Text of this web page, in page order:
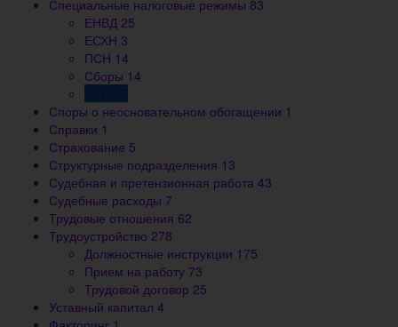
Специальные налоговые режимы 83
ЕНВД 25
ЕСХН 3
ПСН 14
Сборы 14
Споры о неосновательном обогащении 1
Справки 1
Страхование 5
Структурные подразделения 13
Судебная и претензионная работа 43
Судебные расходы 7
Трудовые отношения 62
Трудоустройство 278
Должностные инструкции 175
Прием на работу 73
Трудовой договор 25
Уставный капитал 4